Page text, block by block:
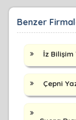
Benzer
İz
Çepni